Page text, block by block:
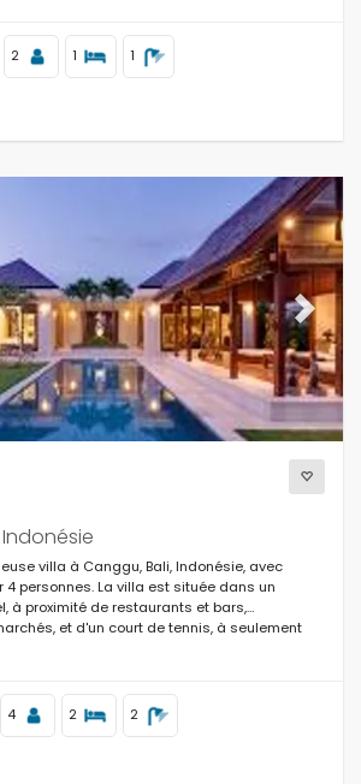
2 1 1
Next
villa à Canggu, Bali, Indonésie, avec
4 personnes. La villa est située dans un
à proximité de restaurants et bars,
et d'un court de tennis, à seulement
Belig.
4 2 2